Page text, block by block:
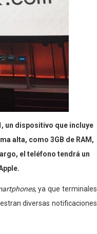
un dispositivo que incluye
alta, como 3GB de RAM,
el teléfono tendrá un
, ya que terminales
diversas notificaciones